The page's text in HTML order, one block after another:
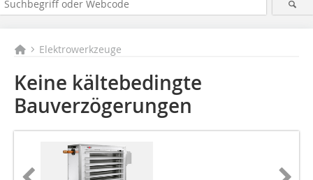
Elektrowerkzeuge
Keine kältebedingte
Bauverzögerungen